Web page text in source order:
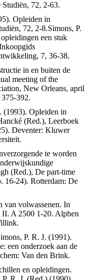
Studiën, 72, 2-63.
Opleiden in
72, 2-8.Simons, P.
een stuk
7, 36-38.
in en buiten de
meeting of the
New Orleans, april
392.
(1993). Opleiden in
(Red.), Leerboek
Deventer: Kluwer
te worden
(Red.), De part-time
16-24). Rotterdam: De
van volwassenen. In
A 2500 1-20. Alphen
P. R. J. (1991).
een onderzoek aan de
Van den Brink.
en opleidingen.